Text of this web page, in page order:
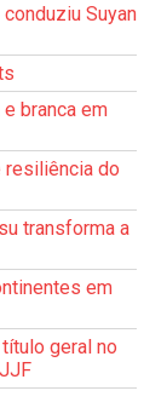
Suyan
branca em
resiliência do
transforma a
em
geral no